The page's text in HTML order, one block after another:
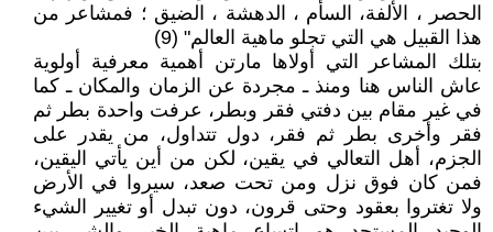
الحصر ، الألفة، السأم ، الدهشة ، الضيق ؛ فمشاعر من
هذا القبيل هي التي تجلو ماهية العالم" (9)
بتلك المشاعر التي أولاها مارتن أهمية معرفية أولوية
عاش الناس هنا ومنذ ـ مجردة عن الزمان والمكان ـ كما
في غير مقام بين دفتي فقر وبطر، عرفت واحدة بطر ثم
فقر وأخرى بطر ثم فقر، دول تتداول، من يقدر على
الجزم، أهل التعالي في يقين، لكن من أين يأتي اليقين،
فمن كان فوق نزل ومن تحت صعد، سيروا في الأرض
ولا تغتروا بعقود وحتى قرون، دون تبدل أو تغيير الشيء